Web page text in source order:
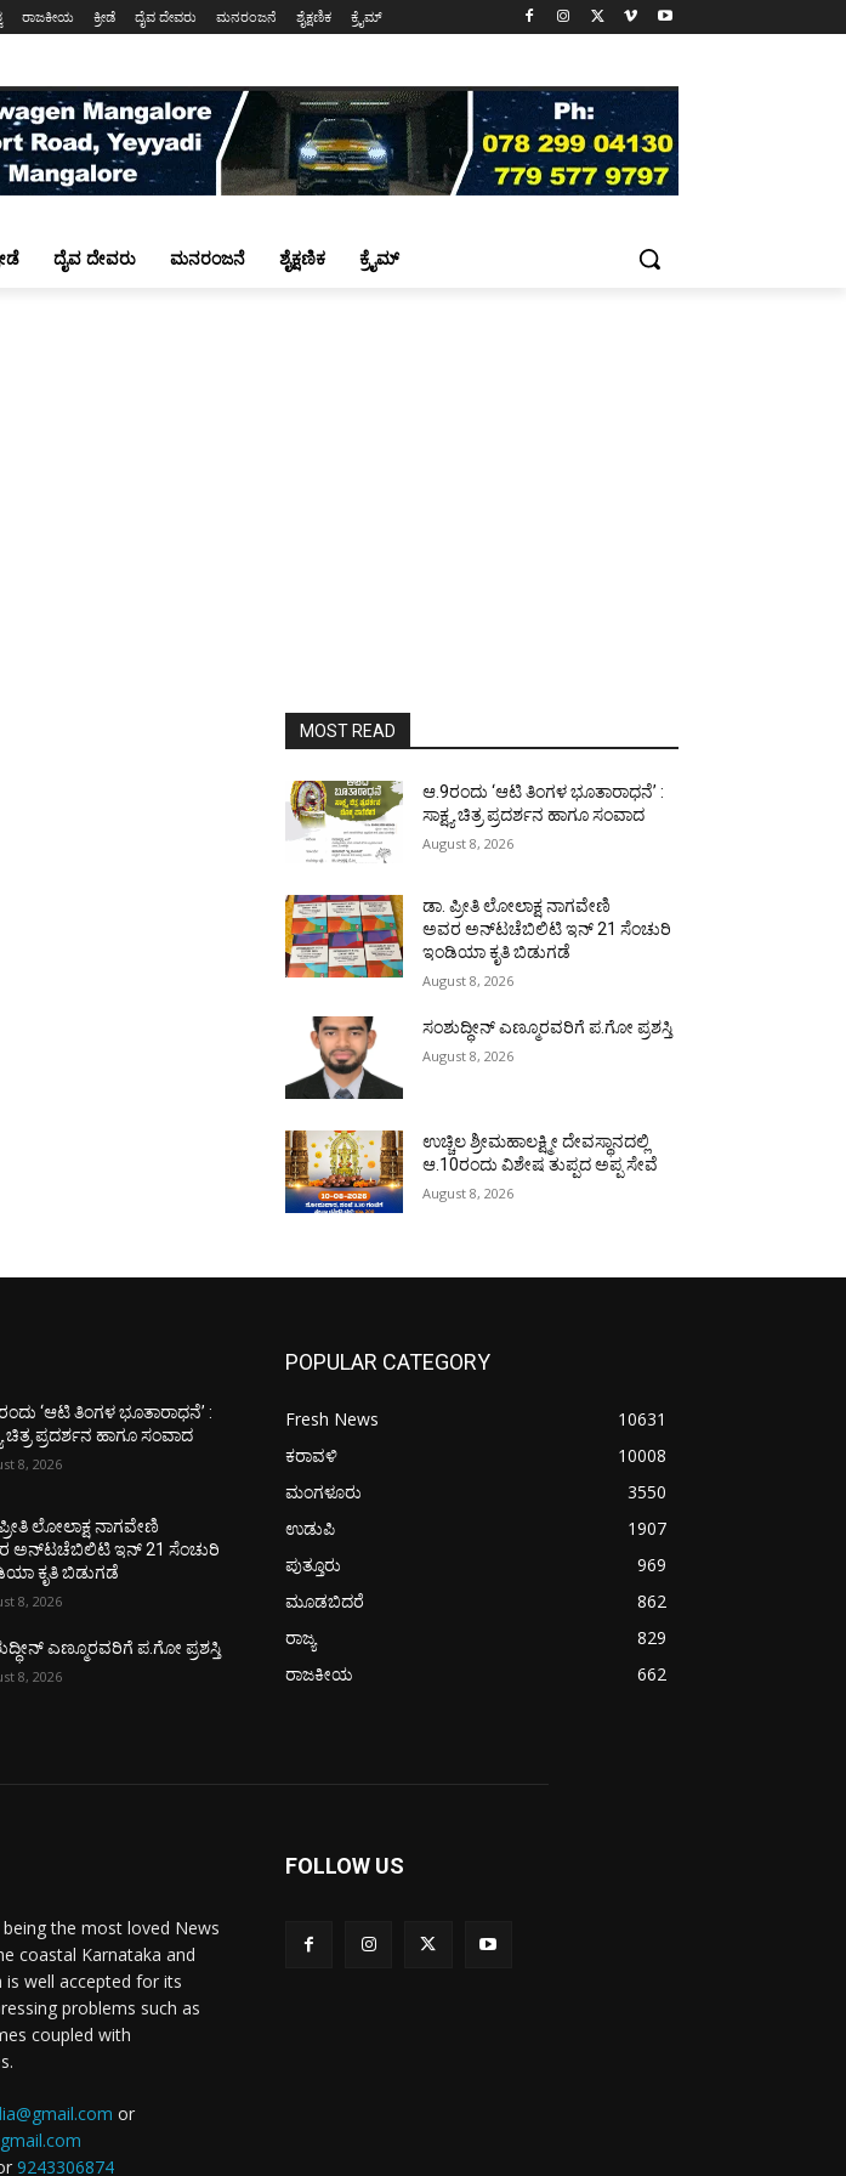
ರಾಜಕೀಯ ಕ್ರೀಡೆ ದೈವ ದೇವರು ಮನರಂಜನೆ ಶೈಕ್ಷಣಿಕ ಕ್ರೈಮ್
ದೈವ ದೇವರು ಮನರಂಜನೆ ಶೈಕ್ಷಣಿಕ ಕ್ರೈಮ್
MOST READ
ಆ.9ರಂದು ‘ಆಟಿ ತಿಂಗಳ ಭೂತಾರಾಧನೆ’ :
ಸಾಕ್ಷ್ಯ ಚಿತ್ರ ಪ್ರದರ್ಶನ ಹಾಗೂ ಸಂವಾದ
August 8, 2026
ಡಾ. ಪ್ರೀತಿ ಲೋಲಾಕ್ಷ ನಾಗವೇಣಿ
ಅವರ ಅನ್‌ಟಚೆಬಿಲಿಟಿ ಇನ್ 21 ಸೆಂಚುರಿ
ಇಂಡಿಯಾ ಕೃತಿ ಬಿಡುಗಡೆ
August 8, 2026
ಸಂಶುದ್ಧೀನ್ ಎಣ್ಮೂರವರಿಗೆ ಪ.ಗೋ ಪ್ರಶಸ್ತಿ
August 8, 2026
ಉಚ್ಚಿಲ ಶ್ರೀಮಹಾಲಕ್ಷ್ಮೀ ದೇವಸ್ಥಾನದಲ್ಲಿ
ಆ.10ರಂದು ವಿಶೇಷ ತುಪ್ಪದ ಅಪ್ಪ ಸೇವೆ
August 8, 2026
‘ಆಟಿ ತಿಂಗಳ ಭೂತಾರಾಧನೆ’ :
ಚಿತ್ರ ಪ್ರದರ್ಶನ ಹಾಗೂ ಸಂವಾದ
8, 2026
ಲೋಲಾಕ್ಷ ನಾಗವೇಣಿ
ಅನ್‌ಟಚೆಬಿಲಿಟಿ ಇನ್ 21 ಸೆಂಚುರಿ
ಕೃತಿ ಬಿಡುಗಡೆ
8, 2026
ಎಣ್ಮೂರವರಿಗೆ ಪ.ಗೋ ಪ್ರಶಸ್ತಿ
8, 2026
POPULAR CATEGORY
Fresh News
10631
ಕರಾವಳಿ
10008
ಮಂಗಳೂರು
3550
ಉಡುಪಿ
1907
ಪುತ್ತೂರು
969
ಮೂಡಬಿದರೆ
862
ರಾಜ್ಯ
829
ರಾಜಕೀಯ
662
the most loved News
coastal Karnataka and
is well accepted for its
problems such as
coupled with
or
9243306874
FOLLOW US